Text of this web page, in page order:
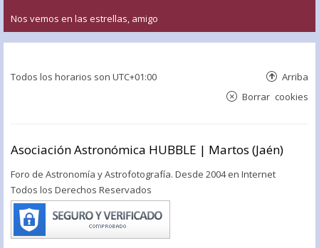
Nos vemos en las estrellas, amigo
Todos los horarios son UTC+01:00 Arriba
Borrar cookies
Asociación Astronómica HUBBLE | Martos (Jaén)
Foro de Astronomía y Astrofotografía. Desde 2004 en Internet
Todos los Derechos Reservados